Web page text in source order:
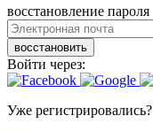
восстановление пароля
восстановить
Войти через:
Уже регистрировались?